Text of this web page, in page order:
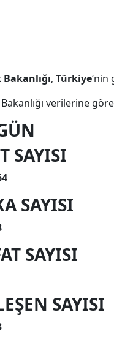
Bakanlığı, Türkiye‘nin
Bakanlığı verilerine
SAYISI
SAYISI
SAYISI
SAYISI